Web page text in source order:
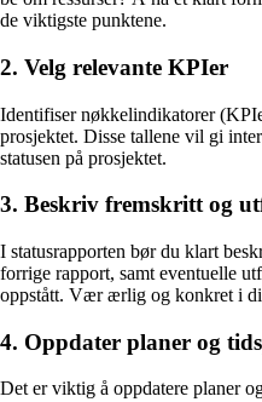
de viktigste punktene.
2. Velg relevante KPIer
Identifiser nøkkelindikatorer
prosjektet. Disse tallene vil gi
statusen på prosjektet.
3. Beskriv fremskritt og
I statusrapporten bør du klart
forrige rapport, samt eventuelle
oppstått. Vær ærlig og konkret i
4. Oppdater planer og
Det er viktig å oppdatere planer